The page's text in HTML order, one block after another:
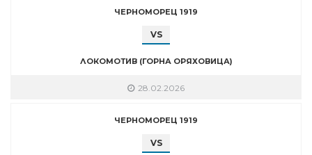
ЧЕРНОМОРЕЦ 1919
VS
ЛОКОМОТИВ (ГОРНА ОРЯХОВИЦА)
28.02.2026
ЧЕРНОМОРЕЦ 1919
VS